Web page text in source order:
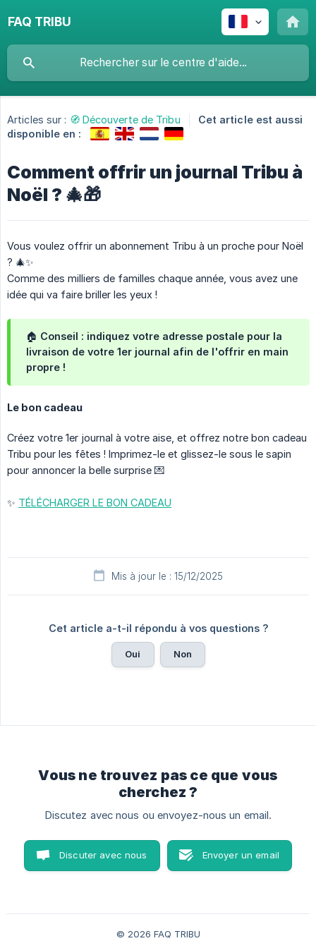
FAQ TRIBU
Articles sur : 🧭 Découverte de Tribu
Cet article est aussi
disponible en :
Comment offrir un journal Tribu à
Noël ? 🎄🎁
Vous voulez offrir un abonnement Tribu à un proche pour Noël
? 🎄✨
Comme des milliers de familles chaque année, vous avez une
idée qui va faire briller les yeux !
🏠 Conseil : indiquez votre adresse postale pour la
livraison de votre 1er journal afin de l'offrir en main
propre !
Le bon cadeau
Créez votre 1er journal à votre aise, et offrez notre bon cadeau
Tribu pour les fêtes ! Imprimez-le et glissez-le sous le sapin
pour annoncer la belle surprise 💌
✨ TÉLÉCHARGER LE BON CADEAU
Mis à jour le : 15/12/2025
Cet article a-t-il répondu à vos questions ?
Oui Non
Vous ne trouvez pas ce que vous
cherchez ?
Discutez avec nous ou envoyez-nous un email.
Discuter avec nous Envoyer un email
© 2026 FAQ TRIBU